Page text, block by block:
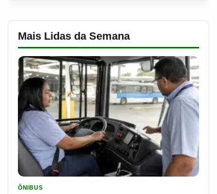
Mais Lidas da Semana
ÔNIBUS